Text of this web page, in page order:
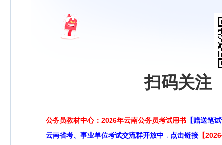
扫码关注
公务员教材中心：2026年云南公务员考试用书 【赠送笔
云南省考、事业单位考试交流群开放中，点击链接 【